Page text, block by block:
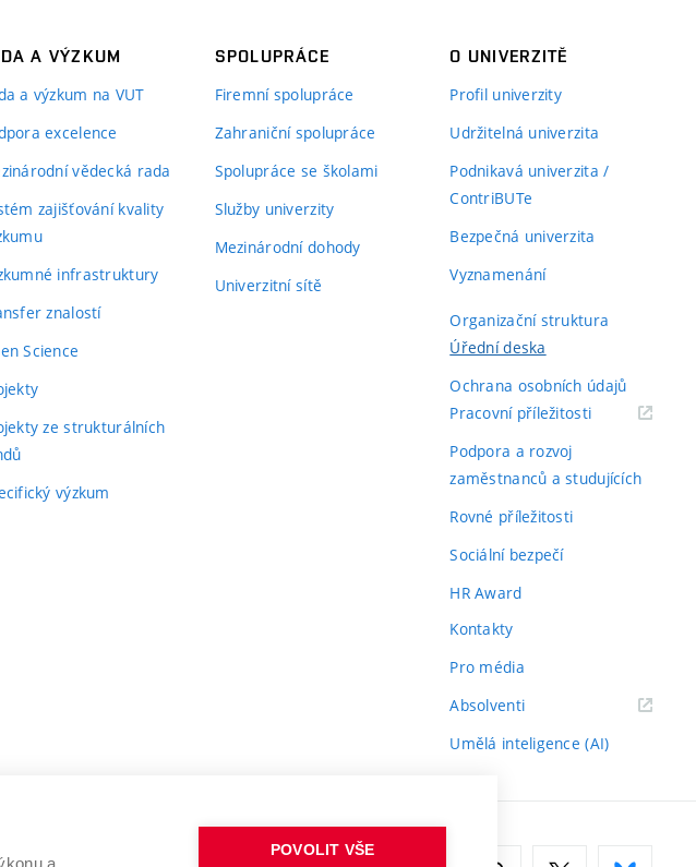
A VÝZKUM
a výzkum na VUT
excelence
vědecká rada
zajišťování kvality
infrastruktury
znalostí
Science
ze strukturálních
výzkum
SPOLUPRÁCE
Firemní spolupráce
Zahraniční spolupráce
Spolupráce se školami
Služby univerzity
Mezinárodní dohody
Univerzitní sítě
O UNIVERZITĚ
Profil univerzity
Udržitelná univerzita
Podnikavá univerzita /
ContriBUTe
Bezpečná univerzita
Vyznamenání
Organizační struktura
Úřední deska
Ochrana osobních údajů
Pracovní příležitosti(externí
Podpora a rozvoj
zaměstnanců a studujících
Rovné příležitosti
Sociální bezpečí
HR Award
Kontakty
Pro média
Absolventi(externí
Umělá inteligence (AI)
a
POVOLIT VŠE